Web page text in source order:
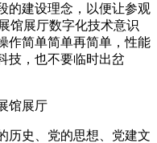
的建设理念，以便让参观
馆展厅数字化技术意识
作简单简单再简单，性能
技，也不要临时出岔
历史、党的思想、党建文